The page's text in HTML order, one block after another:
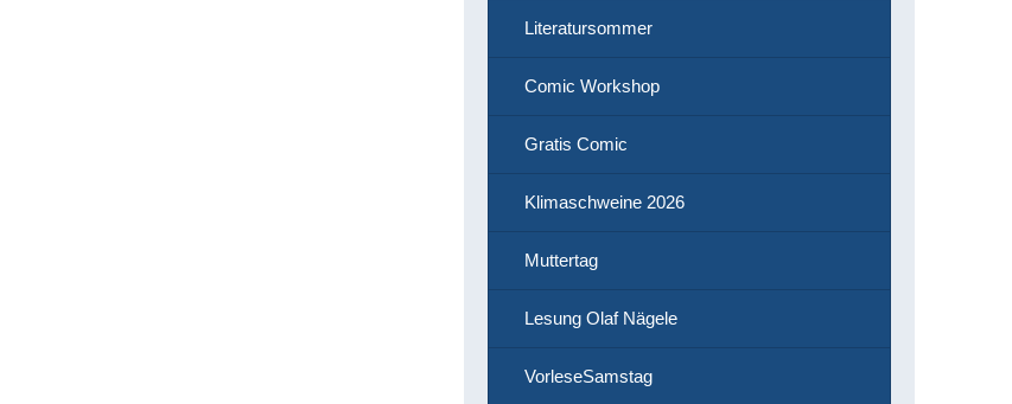
Literatursommer
Comic Workshop
Gratis Comic
Klimaschweine 2026
Muttertag
Lesung Olaf Nägele
VorleseSamstag